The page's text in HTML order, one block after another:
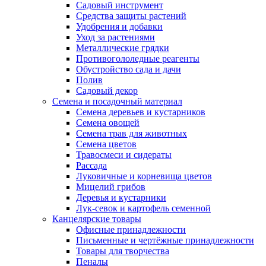
Садовый инструмент
Средства защиты растений
Удобрения и добавки
Уход за растениями
Металлические грядки
Противогололедные реагенты
Обустройство сада и дачи
Полив
Садовый декор
Семена и посадочный материал
Семена деревьев и кустарников
Семена овощей
Семена трав для животных
Семена цветов
Травосмеси и сидераты
Рассада
Луковичные и корневища цветов
Мицелий грибов
Деревья и кустарники
Лук-севок и картофель семенной
Канцелярские товары
Офисные принадлежности
Письменные и чертёжные принадлежности
Товары для творчества
Пеналы